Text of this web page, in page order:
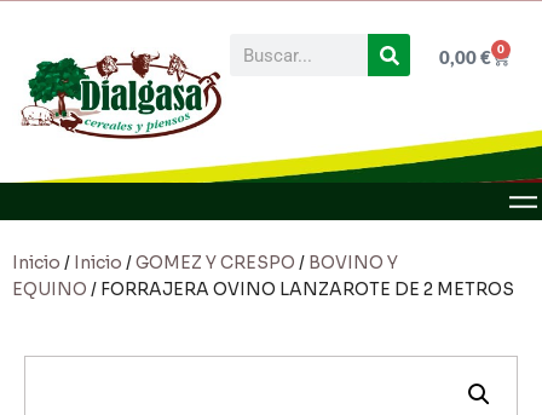
0,00€ 0
Inicio / Inicio /GOMEZ Y CRESPO / BOVINO Y
EQUINO / FORRAJERA OVINO LANZAROTE DE 2 METROS